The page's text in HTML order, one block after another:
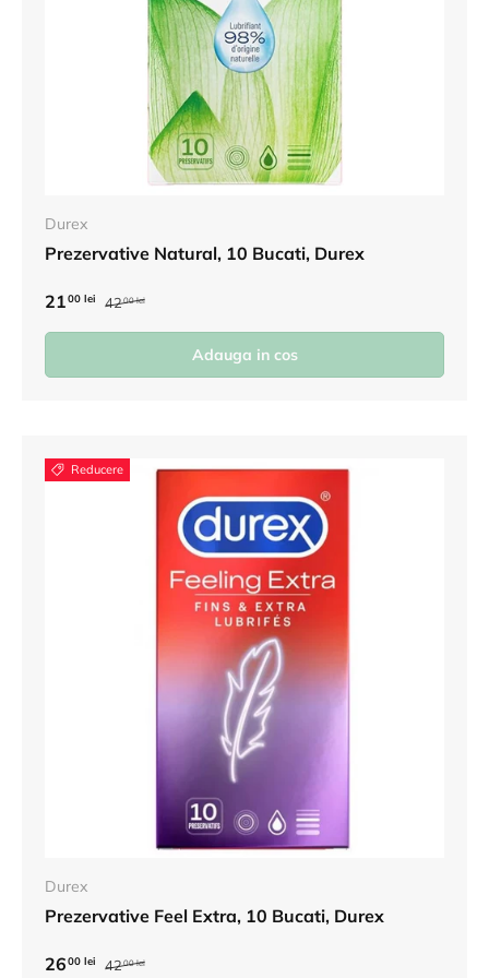
Durex
Prezervative Natural, 10 Bucati, Durex
2100 lei 4200 lei
Adauga in cos
Reducere
Durex
Prezervative Feel Extra, 10 Bucati, Durex
2600 lei 4200 lei